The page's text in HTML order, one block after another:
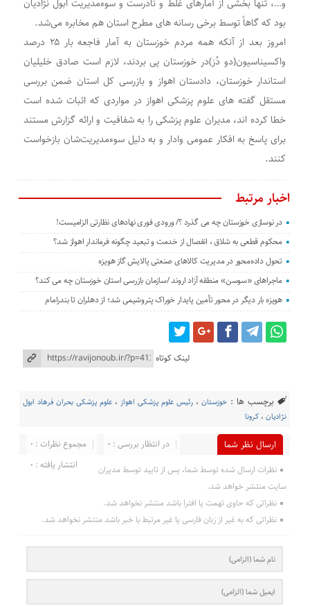
و…، تنها بخشی از آمارهای غلط و نادرست و سوءمدیریت ابول نژادیان
بود که گاهاً توسط برخی رسانه های مطرح استان هم مخابره می‌شد.
امروز بعد از آنکه همه مردم خوزستان به آمار فاجعه بار ۲۵ درصد
واکسیناسیون(دو دُز)در خوزستان پی بردند، لازم است صادق خلیلیان
استاندار خوزستان، دادستان اهواز و بازرسی کل استان ضمن بررسی
مستقل گفته های علوم پزشکی اهواز در مواردی که اثبات شده است
خطا کرده اند، مدیران علوم پزشکی را به شفافیت و ارائه گزارش مستند
برای پاسخ به افکار عمومی وادار و به دلیل سوءمدیریت‌شان بازخواست
کنند.
اخبار مرتبط
در نوسازی خوزستان چه می گذرد ؟/ ورودی فوری نهادهای نظارتی الزامیست!
محکوم قطعی به شلاق ، انفصال از خدمت و تبعید چگونه فرماندار اهواز شد؟
تحول داده‌محور در مدیریت کالاهای صنعتی پالایش گاز هویزه
ماجراهای «سوسن» منطقه آزاد اروند /سازمان بازرسی استان خوزستان چه می کند؟
هویزه بار دیگر در محور تأمین پایدار خوراک پتروشیمی شد؛ از دهلران تا بندرامام
لینک کوتاه
برچسب ها : خوزستان ،رئیس علوم پزشکی اهواز ، علوم پزشکی بحران فرهاد ابول
نژادیان ،کرونا
ارسال نظر شما مجموع نظرات : 0
در انتظار بررسی : 0
انتشار یافته : 0
نظرات ارسال شده توسط شما، پس از تایید توسط مدیران
سایت منتشر خواهد شد.
نظراتی که حاوی تهمت یا افترا باشد منتشر نخواهد شد.
نظراتی که به غیر از زبان فارسی یا غیر مرتبط با خبر باشد منتشر نخواهد شد.